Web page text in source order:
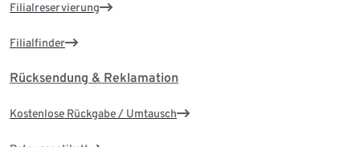
Filialreservierung
Filialfinder
Rücksendung & Reklamation
Kostenlose Rückgabe / Umtausch